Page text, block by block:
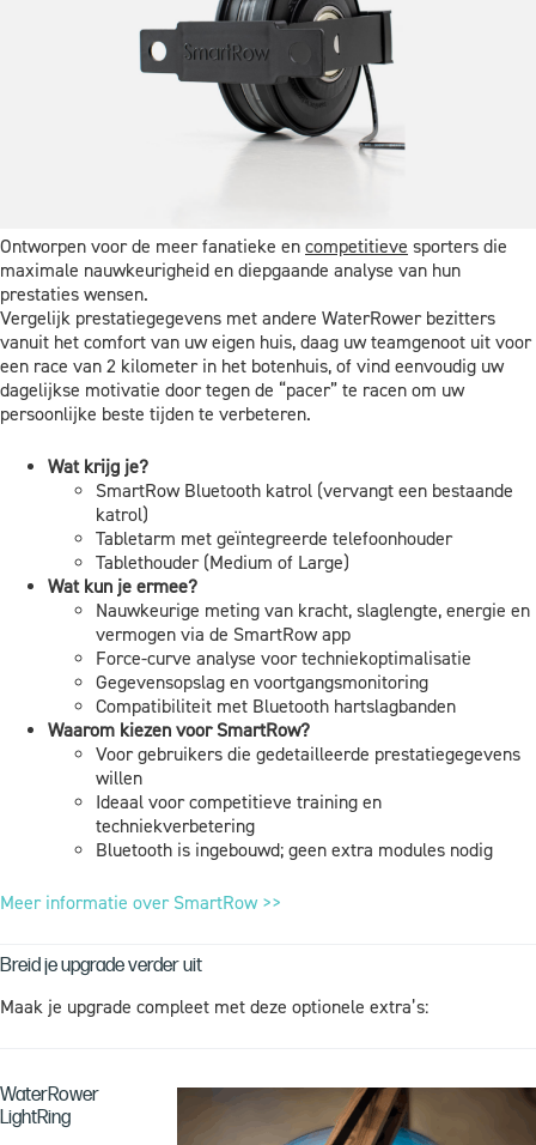
Ontworpen voor de meer fanatieke en competitieve sporters die
maximale nauwkeurigheid en diepgaande analyse van hun
prestaties wensen.
Vergelijk prestatiegegevens met andere WaterRower bezitters
vanuit het comfort van uw eigen huis, daag uw teamgenoot uit voor
een race van 2 kilometer in het botenhuis, of vind eenvoudig uw
dagelijkse motivatie door tegen de “pacer” te racen om uw
persoonlijke beste tijden te verbeteren.
Wat krijg je?
SmartRow Bluetooth katrol (vervangt een bestaande
katrol)
Tabletarm met geïntegreerde telefoonhouder
Tablethouder (Medium of Large)
Wat kun je ermee?
Nauwkeurige meting van kracht, slaglengte, energie en
vermogen via de SmartRow app
Force-curve analyse voor techniekoptimalisatie
Gegevensopslag en voortgangsmonitoring
Compatibiliteit met Bluetooth hartslagbanden
Waarom kiezen voor SmartRow?
Voor gebruikers die gedetailleerde prestatiegegevens
willen
Ideaal voor competitieve training en
techniekverbetering
Bluetooth is ingebouwd; geen extra modules nodig
Meer informatie over SmartRow >>
Breid je upgrade verder uit
Maak je upgrade compleet met deze optionele extra’s:
WaterRower
LightRing